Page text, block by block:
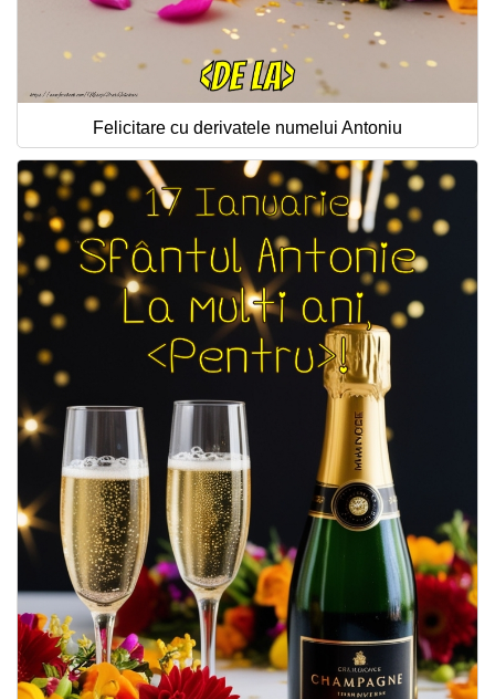
Conecteaza-te
Felicitare cu derivatele numelui Antoniu